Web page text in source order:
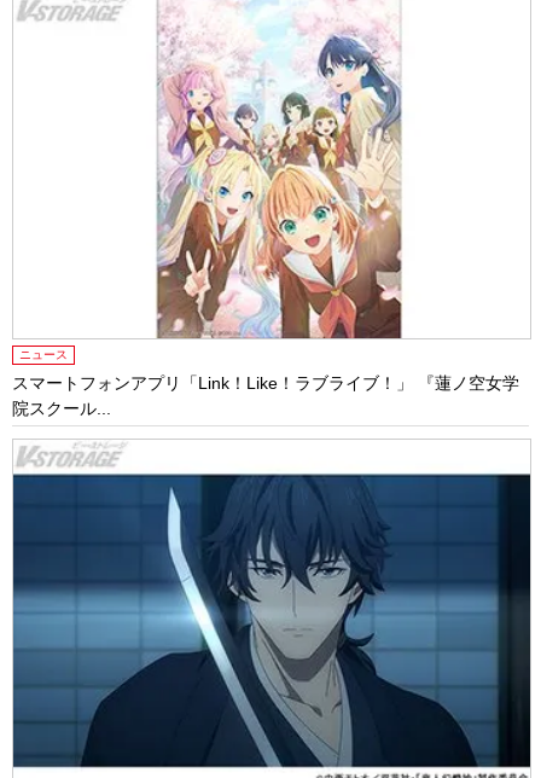
ニュース
スマートフォンアプリ「Link！Like！ラブライブ！」 『蓮ノ空女学
院スクール...